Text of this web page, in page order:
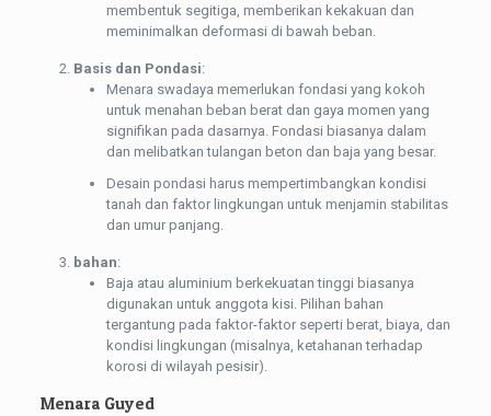
membentuk segitiga, memberikan kekakuan dan
meminimalkan deformasi di bawah beban.
Basis dan Pondasi:
Menara swadaya memerlukan fondasi yang kokoh
untuk menahan beban berat dan gaya momen yang
signifikan pada dasarnya. Fondasi biasanya dalam
dan melibatkan tulangan beton dan baja yang besar.
Desain pondasi harus mempertimbangkan kondisi
tanah dan faktor lingkungan untuk menjamin stabilitas
dan umur panjang.
bahan:
Baja atau aluminium berkekuatan tinggi biasanya
digunakan untuk anggota kisi. Pilihan bahan
tergantung pada faktor-faktor seperti berat, biaya, dan
kondisi lingkungan (misalnya, ketahanan terhadap
korosi di wilayah pesisir).
Menara Guyed